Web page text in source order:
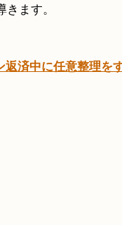
ます。
返済中に任意整理を